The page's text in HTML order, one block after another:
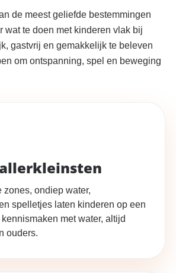
de meest geliefde bestemmingen
wat te doen met kinderen vlak bij
gastvrij en gemakkelijk te beleven
om ontspanning, spel en beweging
zones, ondiep water,
spelletjes laten kinderen op een
met water, altijd
ouders.